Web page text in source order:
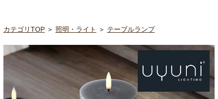
カテゴリTOP ＞ 照明・ライト ＞ テーブルランプ